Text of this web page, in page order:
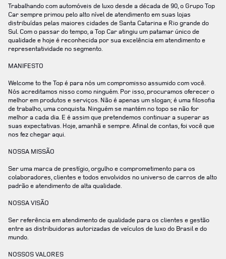
Trabalhando com automóveis de luxo desde a década de 90, o Grupo Top
Car sempre primou pelo alto nível de atendimento em suas lojas
distribuídas pelas maiores cidades de Santa Catarina e Rio grande do
Sul. Com o passar do tempo, a Top Car atingiu um patamar único de
qualidade e hoje é reconhecida por sua excelência em atendimento e
representatividade no segmento.
MANIFESTO
Welcome to the Top é para nós um compromisso assumido com você.
Nós acreditamos nisso como ninguém. Por isso, procuramos oferecer o
melhor em produtos e serviços. Não é apenas um slogan; é uma filosofia
de trabalho, uma conquista. Ninguém se mantém no topo se não for
melhor a cada dia. E é assim que pretendemos continuar a superar as
suas expectativas. Hoje, amanhã e sempre. Afinal de contas, foi você que
nos fez chegar aqui.
NOSSA MISSÃO
Ser uma marca de prestígio, orgulho e comprometimento para os
colaboradores, clientes e todos envolvidos no universo de carros de alto
padrão e atendimento de alta qualidade.
NOSSA VISÃO
Ser referência em atendimento de qualidade para os clientes e gestão
entre as distribuidoras autorizadas de veículos de luxo do Brasil e do
mundo.
NOSSOS VALORES